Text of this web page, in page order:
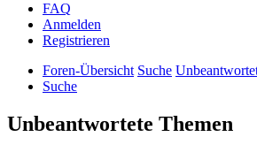
FAQ
Anmelden
Registrieren
Foren-Übersicht Suche
Suche
Unbeantwortete Themen